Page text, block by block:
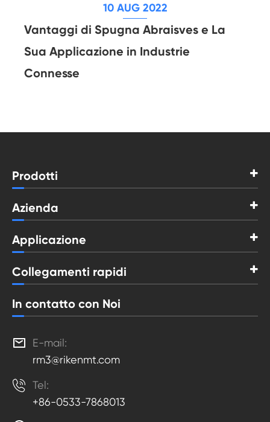
10 AUG 2022
Vantaggi di Spugna Abraisves e La
Sua Applicazione in Industrie
Connesse
Prodotti
Azienda
Applicazione
Collegamenti rapidi
In contatto con Noi

E-mail:
rm3@rikenmt.com
 Tel:
+86-0533-7868013